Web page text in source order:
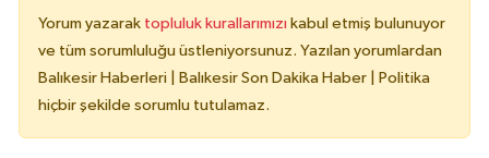
Yorum yazarak topluluk kurallarımızı kabul etmiş bulunuyor
ve tüm sorumluluğu üstleniyorsunuz. Yazılan yorumlardan
Balıkesir Haberleri | Balıkesir Son Dakika Haber | Politika
hiçbir şekilde sorumlu tutulamaz.